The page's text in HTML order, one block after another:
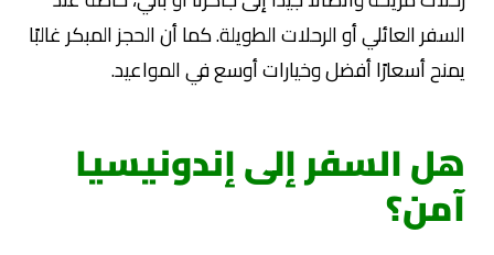
السفر العائلي أو الرحلات الطويلة. كما أن الحجز المبكر غالبًا
يمنح أسعارًا أفضل وخيارات أوسع في المواعيد.
هل السفر إلى إندونيسيا
آمن؟